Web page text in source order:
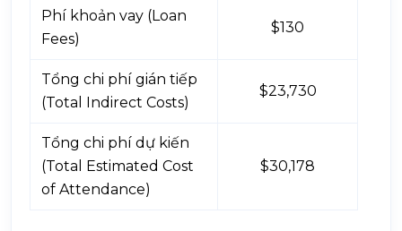
Phí khoản vay (Loan
Fees)
$130
Tổng chi phí gián tiếp
(Total Indirect Costs)
$23,730
Tổng chi phí dự kiến
(Total Estimated Cost
of Attendance)
$30,178